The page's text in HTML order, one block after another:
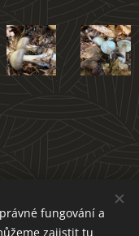
fungování a
zajistit tu